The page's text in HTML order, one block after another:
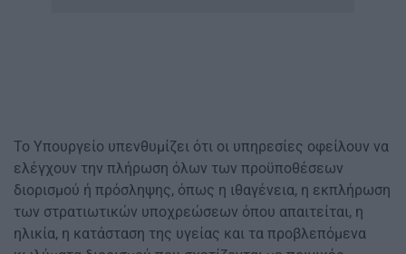
Το Υπουργείο υπενθυμίζει ότι οι υπηρεσίες οφείλουν να
ελέγχουν την πλήρωση όλων των προϋποθέσεων
διορισμού ή πρόσληψης, όπως η ιθαγένεια, η εκπλήρωση
των στρατιωτικών υποχρεώσεων όπου απαιτείται, η
ηλικία, η κατάσταση της υγείας και τα προβλεπόμενα